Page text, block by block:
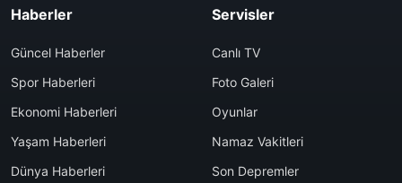
Haberler
Güncel Haberler
Spor Haberleri
Ekonomi Haberleri
Yaşam Haberleri
Dünya Haberleri
Servisler
Canlı TV
Foto Galeri
Oyunlar
Namaz Vakitleri
Son Depremler